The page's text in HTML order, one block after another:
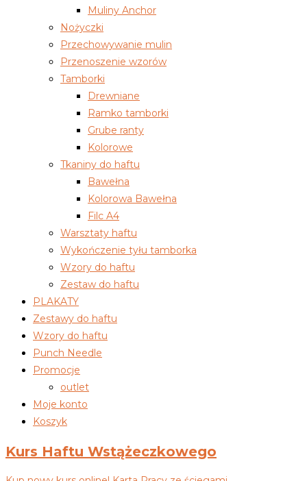
Muliny Anchor
Nożyczki
Przechowywanie mulin
Przenoszenie wzorów
Tamborki
Drewniane
Ramko tamborki
Grube ranty
Kolorowe
Tkaniny do haftu
Bawełna
Kolorowa Bawełna
Filc A4
Warsztaty haftu
Wykończenie tyłu tamborka
Wzory do haftu
Zestaw do haftu
PLAKATY
Zestawy do haftu
Wzory do haftu
Punch Needle
Promocje
outlet
Moje konto
Koszyk
Kurs Haftu Wstążeczkowego